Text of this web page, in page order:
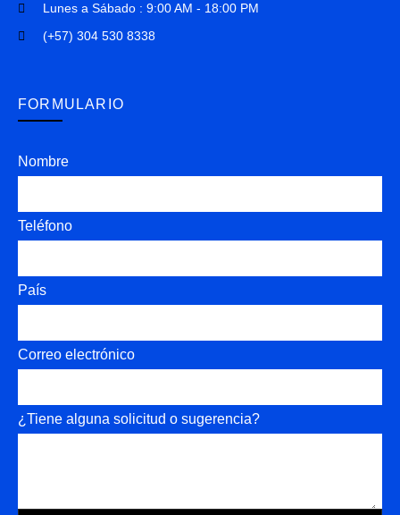
Lunes a Sábado : 9:00 AM - 18:00 PM
(+57) 304 530 8338
FORMULARIO
Nombre
Teléfono
País
Correo electrónico
¿Tiene alguna solicitud o sugerencia?